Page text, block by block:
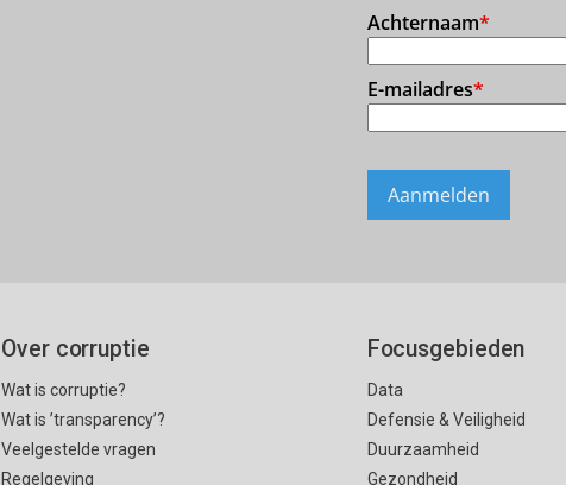
Over corruptie
Wat is corruptie?
Wat is ’transparency’?
Veelgestelde vragen
Regelgeving
Focusgebieden
Data
Defensie & Veiligheid
Duurzaamheid
Gezondheid